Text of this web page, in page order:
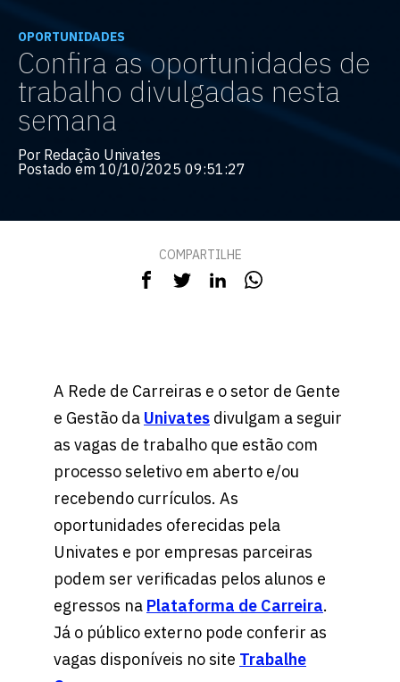
OPORTUNIDADES
Confira as oportunidades de
trabalho divulgadas nesta
semana
Por Redação Univates
Postado em 10/10/2025 09:51:27
COMPARTILHE
A Rede de Carreiras e o setor de Gente
e Gestão da Univates divulgam a seguir
as vagas de trabalho que estão com
processo seletivo em aberto e/ou
recebendo currículos. As
oportunidades oferecidas pela
Univates e por empresas parceiras
podem ser verificadas pelos alunos e
egressos na Plataforma de Carreira.
Já o público externo pode conferir as
vagas disponíveis no site Trabalhe